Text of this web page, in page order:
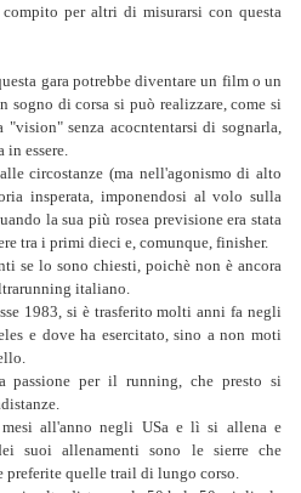
per altri di misurarsi con questa
gara potrebbe diventare un film o un
sogno di corsa si può realizzare, come si
"vision" senza acocntentarsi di sognarla,
essere.
circostanze (ma nell'agonismo di alto
insperata, imponendosi al volo sulla
la sua più rosea previsione era stata
tra i primi dieci e, comunque, finisher.
se lo sono chiesti, poichè non è ancora
italiano.
1983, si è trasferito molti anni fa negli
e dove ha esercitato, sino a non moti
per il running, che presto si
all'anno negli USa e lì si allena e
suoi allenamenti sono le sierre che
preferite quelle trail di lungo corso.